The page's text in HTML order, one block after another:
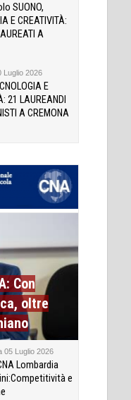
SUONO,
E CREATIVITÀ:
A
Luglio 2026
E
21 LAUREANDI
A CREMONA
Con
oltre
05 Luglio 2026
Lombardia
e